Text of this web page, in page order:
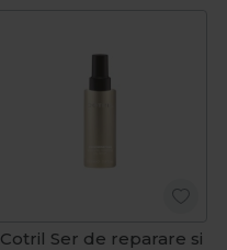
Cotril Ser de reparare si